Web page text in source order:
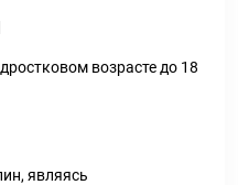
возрасте до 18
являясь